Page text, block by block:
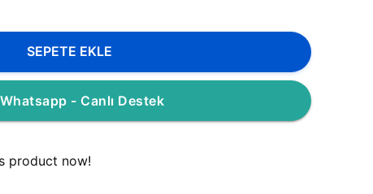
SEPETE EKLE
Whatsapp - Canlı Destek
product now!